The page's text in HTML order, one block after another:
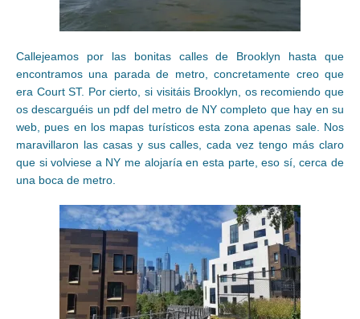
Callejeamos por las bonitas calles de Brooklyn hasta que
encontramos una parada de metro, concretamente creo que
era Court ST. Por cierto, si visitáis Brooklyn, os recomiendo que
os descarguéis un pdf del metro de NY completo que hay en su
web, pues en los mapas turísticos esta zona apenas sale. Nos
maravillaron las casas y sus calles, cada vez tengo más claro
que si volviese a NY me alojaría en esta parte, eso sí, cerca de
una boca de metro.